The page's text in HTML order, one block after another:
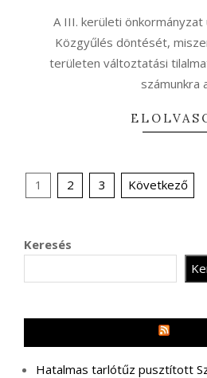
06
A III. kerületi önkormányzat
Közgyűlés döntését,
területen változtatási
számunkra
Bejegyzések
1 2 3 Következő
Keresés
Hatalmas tarlótűz pusztított